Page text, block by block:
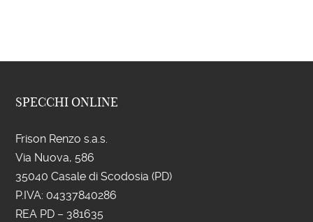
SPECCHI ONLINE
Frison Renzo s.a.s.
Via Nuova, 586
35040 Casale di Scodosia (PD)
P.IVA: 04337840286
REA PD – 381635